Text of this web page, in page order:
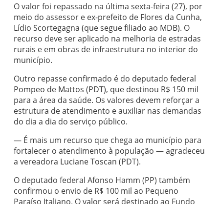
O valor foi repassado na última sexta-feira (27), por
meio do assessor e ex-prefeito de Flores da Cunha,
Lídio Scortegagna (que segue filiado ao MDB). O
recurso deve ser aplicado na melhoria de estradas
rurais e em obras de infraestrutura no interior do
município.
Outro repasse confirmado é do deputado federal
Pompeo de Mattos (PDT), que destinou R$ 150 mil
para a área da saúde. Os valores devem reforçar a
estrutura de atendimento e auxiliar nas demandas
do dia a dia do serviço público.
— É mais um recurso que chega ao município para
fortalecer o atendimento à população — agradeceu
a vereadora Luciane Toscan (PDT).
O deputado federal Afonso Hamm (PP) também
confirmou o envio de R$ 100 mil ao Pequeno
Paraíso Italiano. O valor será destinado ao Fundo